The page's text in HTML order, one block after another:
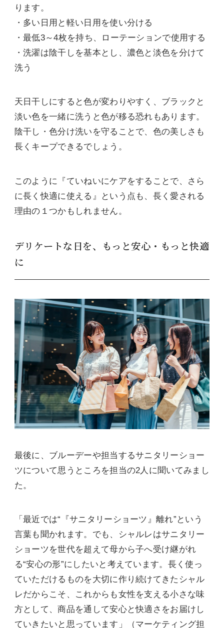
ります。
・多い日用と軽い日用を使い分ける
・最低3～4枚を持ち、ローテーションで使用する
・洗濯は陰干しを基本とし、濃色と淡色を分けて
洗う
天日干しにすると色が変わりやすく、ブラックと
淡い色を一緒に洗うと色が移る恐れもあります。
陰干し・色分け洗いを守ることで、色の美しさも
長くキープできるでしょう。
このように『ていねいにケアをすることで、さら
に長く快適に使える』という点も、長く愛される
理由の１つかもしれません。
デリケートな日を、もっと安心・もっと快適
に
最後に、ブルーデーや担当するサニタリーショー
ツについて思うところを担当の2人に聞いてみまし
た。
「最近では“『サニタリーショーツ』離れ”という
言葉も聞かれます。でも、シャルレはサニタリー
ショーツを世代を超えて母から子へ受け継がれ
る“安心の形”にしたいと考えています。長く使っ
ていただけるものを大切に作り続けてきたシャル
レだからこそ、これからも女性を支える小さな味
方として、商品を通して安心と快適さをお届けし
ていきたいと思っています」（マーケティング担